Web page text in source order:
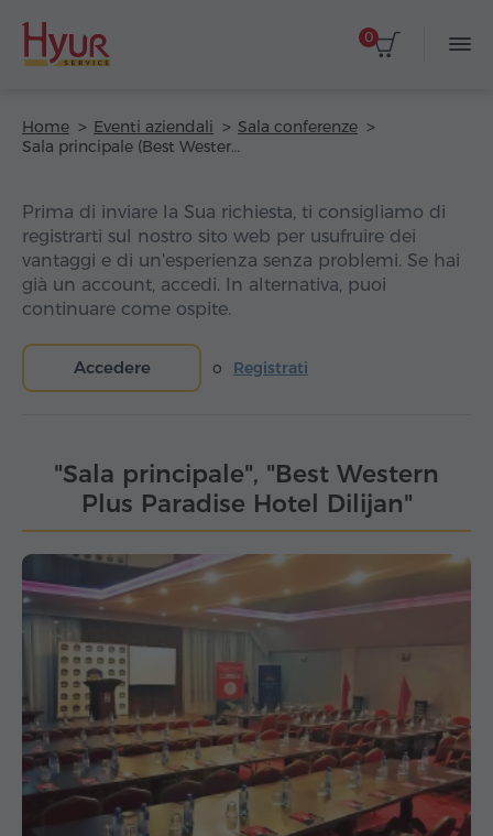
0
Home Eventi aziendali
Sala conferenze
Sala principale (Best Western Plus Paradise Hotel Dilijan)
Prima di inviare la Sua richiesta, ti consigliamo di
registrarti sul nostro sito web per usufruire dei
vantaggi e di un'esperienza senza problemi. Se hai
già un account, accedi. In alternativa, puoi
continuare come ospite.
Accedere o Registrati
"Sala principale", "Best Western
Plus Paradise Hotel Dilijan"